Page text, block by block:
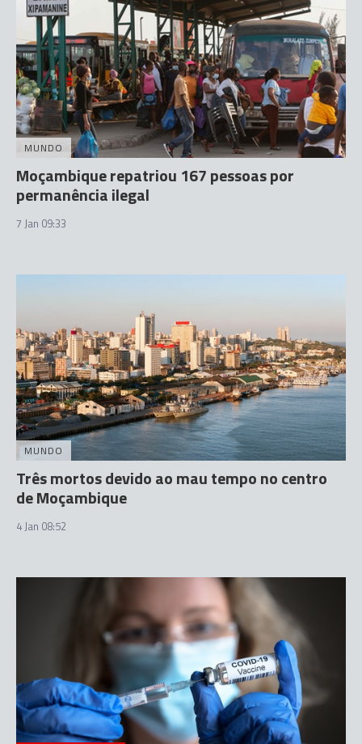
MUNDO
Moçambique repatriou 167 pessoas por
permanência ilegal
7 Jan 09:33
MUNDO
Três mortos devido ao mau tempo no centro
de Moçambique
4 Jan 08:52